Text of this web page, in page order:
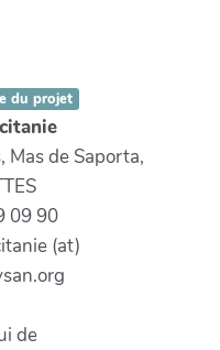
du projet
Mas de Saporta,
09 90
(at)
de